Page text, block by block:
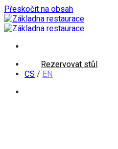
Přeskočit na obsah
Rezervovat stůl
CS / EN